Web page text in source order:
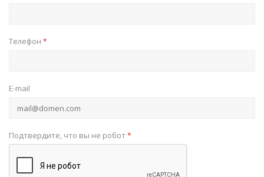
Телефон *
E-mail
Подтвердите, что вы не робот*